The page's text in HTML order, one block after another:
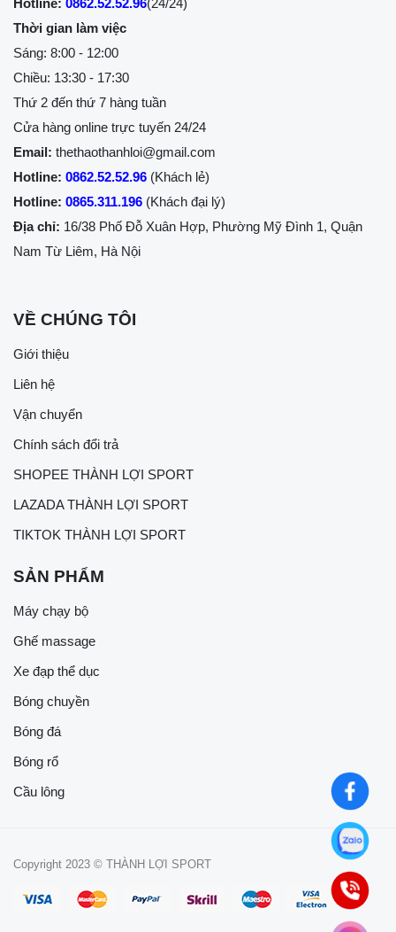
Thời gian làm việc
Sáng: 8:00 - 12:00
Chiều: 13:30 - 17:30
Thứ 2 đến thứ 7 hàng tuần
Cửa hàng online trực tuyến 24/24
Email: thethaothanhloi@gmail.com
Hotline: 0862.52.52.96 (Khách lẻ)
Hotline: 0865.311.196 (Khách đại lý)
Địa chỉ: 16/38 Phố Đỗ Xuân Hợp, Phường Mỹ Đình 1, Quận
Nam Từ Liêm, Hà Nội
VỀ CHÚNG TÔI
Giới thiệu
Liên hệ
Vận chuyển
Chính sách đổi trả
SHOPEE THÀNH LỢI SPORT
LAZADA THÀNH LỢI SPORT
TIKTOK THÀNH LỢI SPORT
SẢN PHẨM
Máy chạy bộ
Ghế massage
Xe đạp thể dục
Bóng chuyền
Bóng đá
Bóng rổ
Cầu lông
Copyright 2023 © THÀNH LỢI SPORT